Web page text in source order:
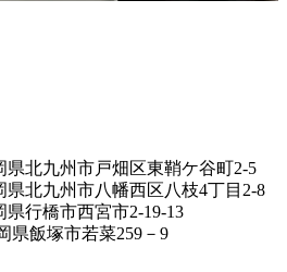
県北九州市戸畑区東鞘ケ谷町2-5
県北九州市八幡西区八枝4丁目2-8
県行橋市西宮市2-19-13
県飯塚市若菜259－9